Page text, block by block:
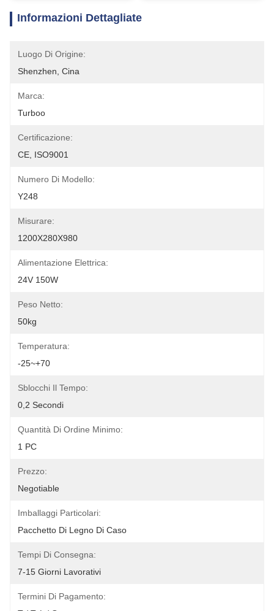
Informazioni Dettagliate
Luogo Di Origine:
Shenzhen, Cina
Marca:
Turboo
Certificazione:
CE, ISO9001
Numero Di Modello:
Y248
Misurare:
1200X280X980
Alimentazione Elettrica:
24V 150W
Peso Netto:
50kg
Temperatura:
-25~+70
Sblocchi Il Tempo:
0,2 Secondi
Quantità Di Ordine Minimo:
1 PC
Prezzo:
Negotiable
Imballaggi Particolari:
Pacchetto Di Legno Di Caso
Tempi Di Consegna:
7-15 Giorni Lavorativi
Termini Di Pagamento: